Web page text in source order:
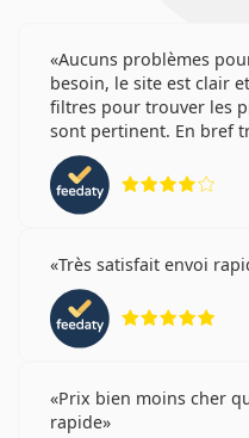
Aucuns problèmes
besoin, le site est clair
filtres pour trouver les
sont pertinent. En bref
Très satisfait envoi
Prix bien moins cher
rapide